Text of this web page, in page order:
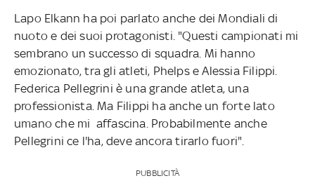
Lapo Elkann ha poi parlato anche dei Mondiali di
nuoto e dei suoi protagonisti. "Questi campionati mi
sembrano un successo di squadra. Mi hanno
emozionato, tra gli atleti, Phelps e Alessia Filippi.
Federica Pellegrini è una grande atleta, una
professionista. Ma Filippi ha anche un forte lato
umano che mi affascina. Probabilmente anche
Pellegrini ce l'ha, deve ancora tirarlo fuori".
PUBBLICITÀ